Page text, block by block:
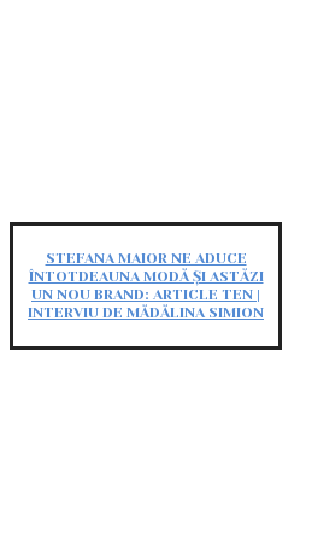
STEFANA MAIOR NE ADUCE
ÎNTOTDEAUNA MODĂ ȘI ASTĂZI
UN NOU BRAND: ARTICLE TEN |
INTERVIU DE MĂDĂLINA SIMION